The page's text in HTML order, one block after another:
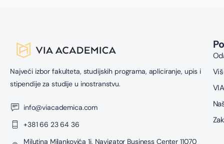
Najveći izbor fakulteta, studijskih programa, apliciranje, upis i
stipendije za studije u inostranstvu.
info@viacademica.com
+381 66 23 64 36
Milutina Milankovića 1i, Navigator Business Center 11070